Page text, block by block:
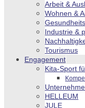
Arbeit &
Wohnen &
Industrie &
Tourismus
Engagement
Kita-Sport
HELLEUM
JULE